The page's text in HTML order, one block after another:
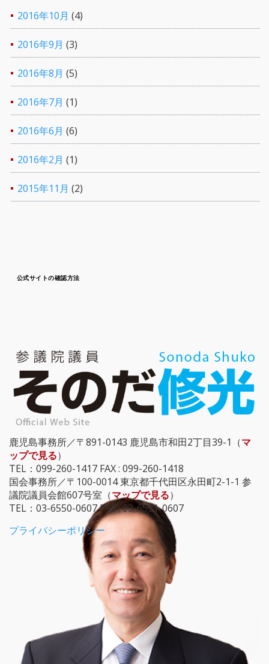
2016年10月 (4)
2016年9月 (3)
2016年8月 (5)
2016年7月 (1)
2016年6月 (6)
2016年2月 (1)
2015年11月 (2)
公式サイトの確認方法
鹿児島事務所／〒891-0143 鹿児島市和田2丁目39-1（マ
ップで見る）
TEL：099-260-1417 FAX : 099-260-1418
国会事務所／〒100-0014 東京都千代田区永田町2-1-1 参
議院議員会館607号室（マップで見る）
TEL：03-6550-0607 FAX : 03-6551-0607
プライバシーポリシー